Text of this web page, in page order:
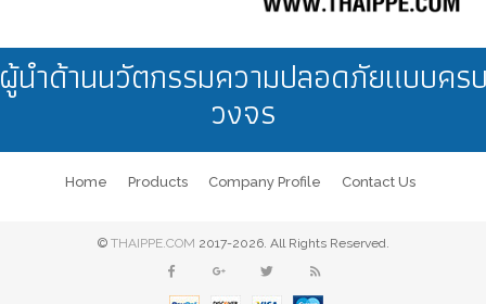
นำด้านนวัตกรรมความปลอดภัยแบบคร
วงจร
Home Products Company Profile Contact Us
© THAIPPE.COM 2017-2026. All Rights Reserved.